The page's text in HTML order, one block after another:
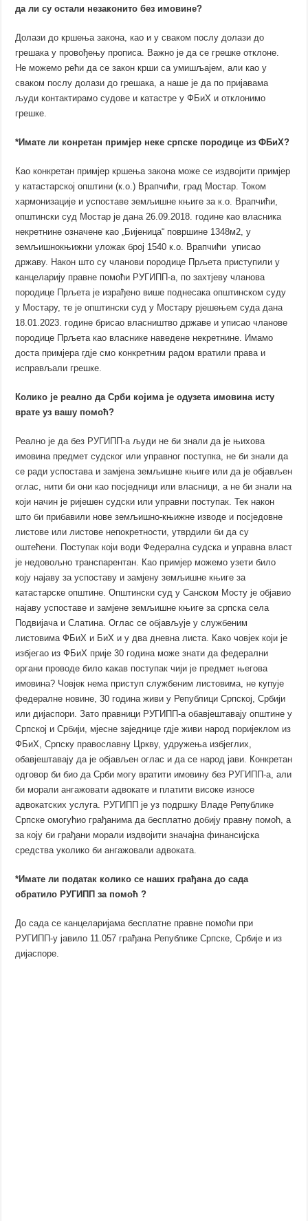
да ли су остали незаконито без имовине?
Долази до кршења закона, као и у сваком послу долази до
грешака у провођењу прописа. Важно је да се грешке отклоне.
Не можемо рећи да се закон крши са умишљајем, али као у
сваком послу долази до грешака, а наше је да по пријавама
људи контактирамо судове и катастре у ФБиХ и отклонимо
грешке.
*Имате ли конретан примјер неке српске породице из ФБиХ?
Као конкретан примјер кршења закона може се издвојити примјер
у катастарској општини (к.о.) Врапчићи, град Мостар. Током
хармонизације и успоставе земљишне књиге за к.о. Врапчићи,
општински суд Мостар је дана 26.09.2018. године као власника
некретнине означене као „Бијеница“ површине 1348м2, у
земљишнокњижни уложак број 1540 к.о. Врапчићи уписао
државу. Након што су чланови породице Прљета приступили у
канцеларију правне помоћи РУГИПП-а, по захтјеву чланова
породице Прљета је израђено више поднесака општинском суду
у Мостару, те је општински суд у Мостару рјешењем суда дана
18.01.2023. године брисао власништво државе и уписао чланове
породице Прљета као власнике наведене некретнине. Имамо
доста примјера гдје смо конкретним радом вратили права и
исправљали грешке.
Колико је реално да Срби којима је одузета имовина исту
врате уз вашу помоћ?
Реално је да без РУГИПП-а људи не би знали да је њихова
имовина предмет судског или управног поступка, не би знали да
се ради успостава и замјена земљишне књиге или да је објављен
оглас, нити би они као посједници или власници, а не би знали на
који начин је ријешен судски или управни поступак. Тек након
што би прибавили нове земљишно-књижне изводе и посједовне
листове или листове непокретности, утврдили би да су
оштећени. Поступак који води Федерална судска и управна власт
је недовољно транспарентан. Као примјер можемо узети било
коју најаву за успоставу и замјену земљишне књиге за
катастарске општине. Општински суд у Санском Мосту је објавио
најаву успоставе и замјене земљишне књиге за српска села
Подвијача и Слатина. Оглас се објављује у службеним
листовима ФБиХ и БиХ и у два дневна листа. Како човјек који је
избјегао из ФБиХ прије 30 година може знати да федерални
органи проводе било какав поступак чији је предмет његова
имовина? Човјек нема приступ службеним листовима, не купује
федералне новине, 30 година живи у Републици Српској, Србији
или дијаспори. Зато правници РУГИПП-а обавјештавају општине у
Српској и Србији, мјесне заједнице гдје живи народ поријеклом из
ФБиХ, Српску православну Цркву, удружења избјеглих,
обавјештавају да је објављен оглас и да се народ јави. Конкретан
одговор би био да Срби могу вратити имовину без РУГИПП-а, али
би морали ангажовати адвокате и платити високе износе
адвокатских услуга. РУГИПП је уз подршку Владе Републике
Српске омогућио грађанима да бесплатно добију правну помоћ, а
за коју би грађани морали издвојити значајна финансијска
средства уколико би ангажовали адвоката.
*Имате ли податак колико се наших грађана до сада
обратило РУГИПП за помоћ ?
До сада се канцеларијама бесплатне правне помоћи при
РУГИПП-у јавило 11.057 грађана Републике Српске, Србије и из
дијаспоре.